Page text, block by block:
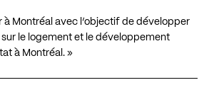
à Montréal avec l’objectif de développer
le logement et le développement
à Montréal. »